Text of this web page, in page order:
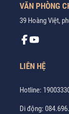
VĂN PHÒNG
39 Hoàng Việt,
LIÊN HỆ
Hotline:
Di động: